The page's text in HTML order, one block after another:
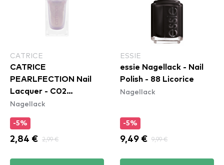
CATRICE
CATRICE
PEARLFECTION Nail
Lacquer - C02
Luminous Pearl
Nagellack
-5%
2,84 € 2,99 €
ESSIE
essie Nagellack - Nail
Polish - 88 Licorice
Nagellack
-5%
9,49 € 9,99 €